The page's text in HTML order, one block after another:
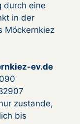
durch eine
in der
Möckernkiez
ev.de
zustande,
bis